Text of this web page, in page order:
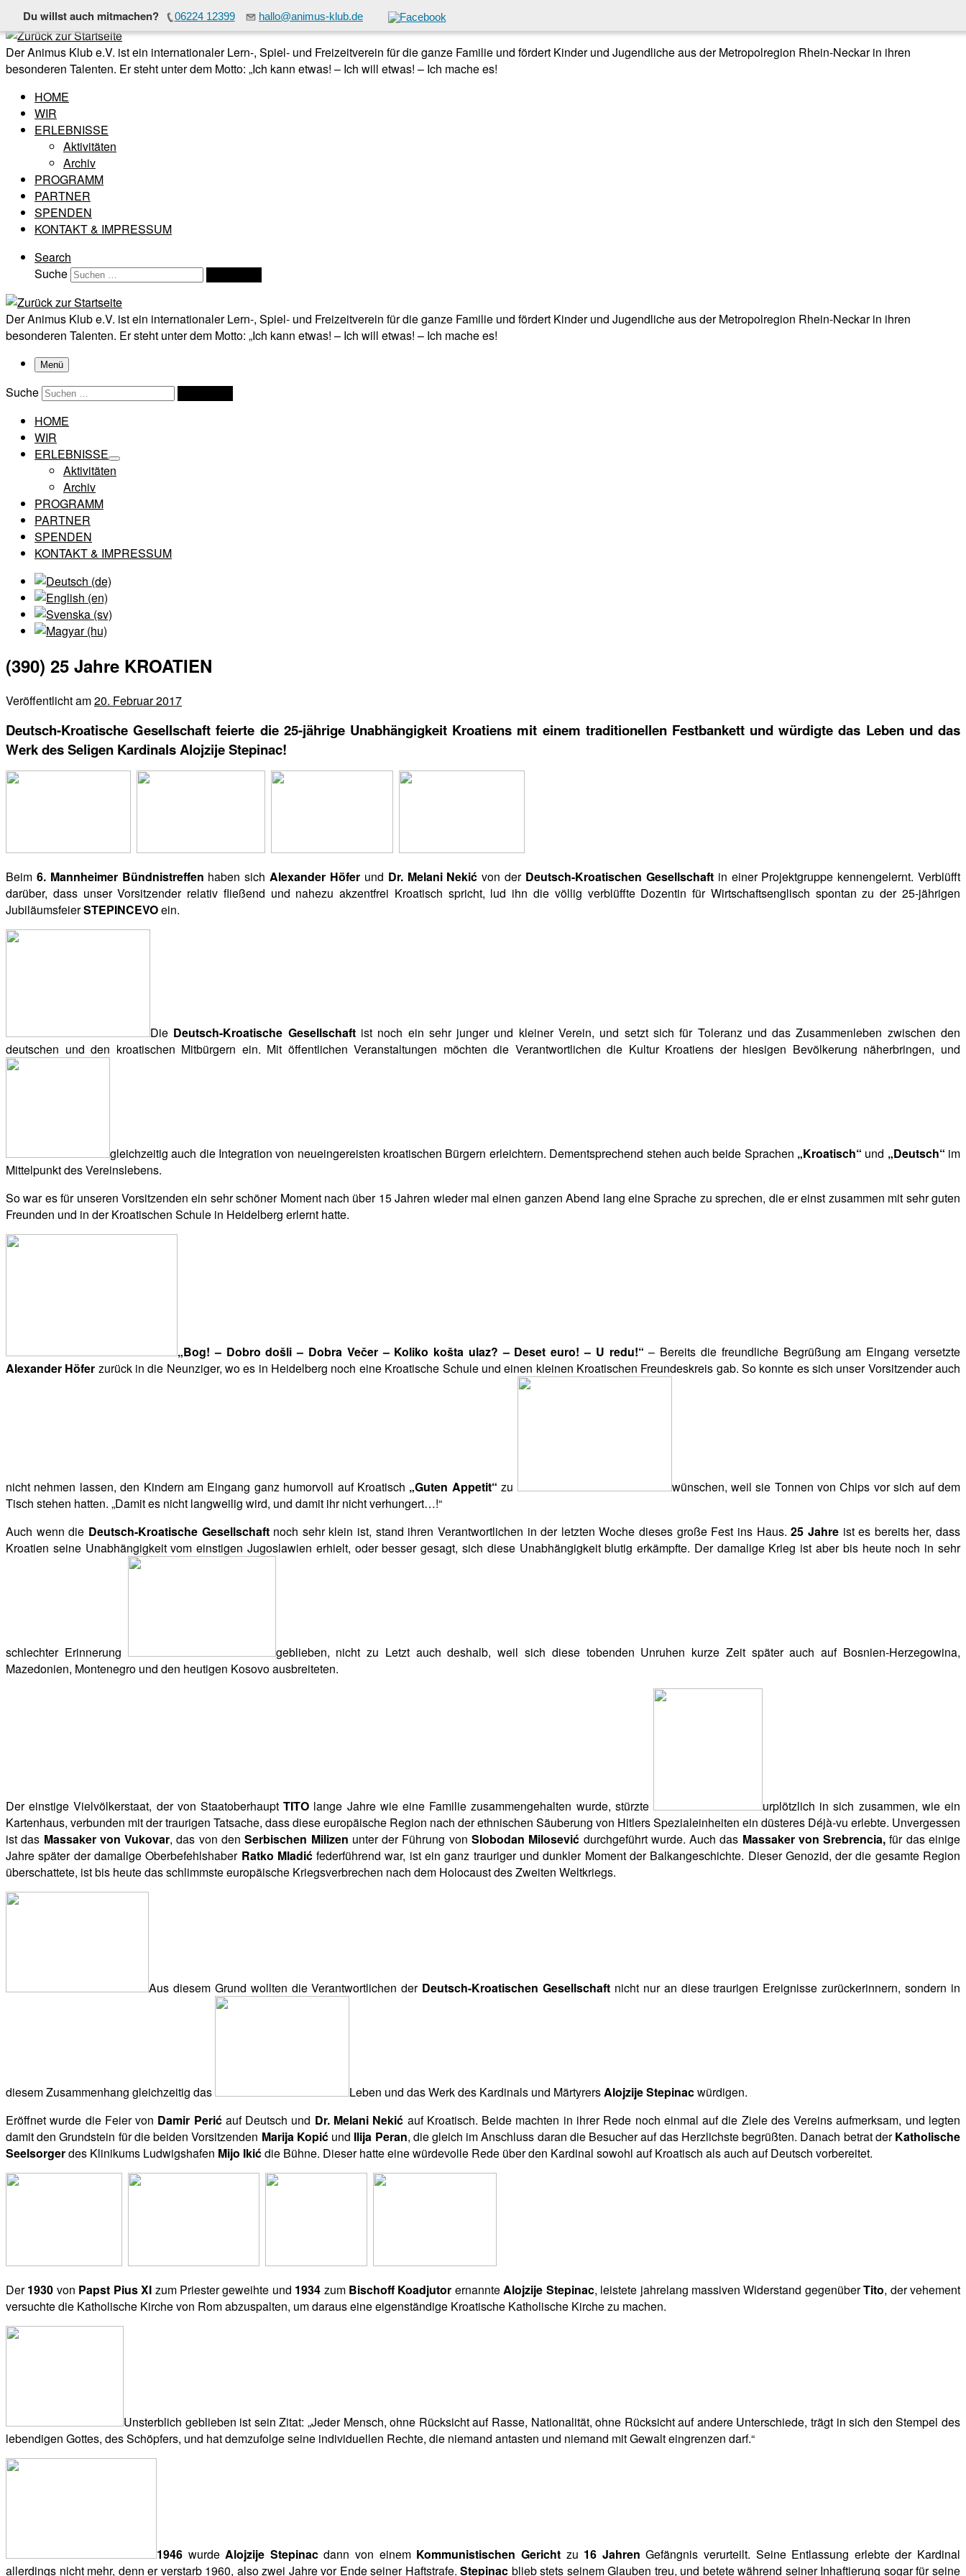
Du willst auch mitmachen? 06224 12399 hallo@animus-klub.de
Zum Inhalt springen
Der Animus Klub e.V. ist ein internationaler Lern-, Spiel- und Freizeitverein für die ganze Familie und fördert Kinder und Jugendliche aus der Metropolregion Rhein-Neckar in ihren
besonderen Talenten. Er steht unter dem Motto: „Ich kann etwas! – Ich will etwas! – Ich mache es!
HOME
WIR
ERLEBNISSE
Aktivitäten
Archiv
PROGRAMM
PARTNER
SPENDEN
KONTAKT & IMPRESSUM
Search
Suche
Der Animus Klub e.V. ist ein internationaler Lern-, Spiel- und Freizeitverein für die ganze Familie und fördert Kinder und Jugendliche aus der Metropolregion Rhein-Neckar in ihren
besonderen Talenten. Er steht unter dem Motto: „Ich kann etwas! – Ich will etwas! – Ich mache es!
Menü
Suche
HOME
WIR
ERLEBNISSE
Aktivitäten
Archiv
PROGRAMM
PARTNER
SPENDEN
KONTAKT & IMPRESSUM
(390) 25 Jahre KROATIEN
Veröffentlicht am20. Februar 2017
Deutsch-Kroatische Gesellschaft feierte die 25-jährige Unabhängigkeit Kroatiens mit einem traditionellen Festbankett und würdigte das Leben und das
Werk des Seligen Kardinals Alojzije Stepinac!
Beim 6. Mannheimer Bündnistreffen haben sichAlexander Höferund Dr. Melani Nekić von der Deutsch-Kroatischen Gesellschaftin einer Projektgruppe kennengelernt. Verblüfft
darüber, dass unser Vorsitzender relativ fließend und nahezu akzentfrei Kroatisch spricht, lud ihn die völlig verblüffte Dozentin für Wirtschaftsenglisch spontan zu der 25-jährigen
JubiläumsfeierSTEPINCEVOein.
Die Deutsch-Kroatische Gesellschaftist noch ein sehr junger und kleiner Verein, und setzt sich für Toleranz und das Zusammenleben zwischen den
deutschen und den kroatischen Mitbürgern ein. Mit öffentlichen Veranstaltungen möchten die Verantwortlichen die Kultur Kroatiens der hiesigen Bevölkerung näherbringen, und
gleichzeitig auch die Integration von neueingereisten kroatischen Bürgern erleichtern. Dementsprechend stehen auch beide Sprachen „Kroatisch“ und „Deutsch“ im
Mittelpunkt des Vereinslebens.
So war es für unseren Vorsitzenden ein sehr schöner Moment nach über 15 Jahren wieder mal einen ganzen Abend lang eine Sprache zu sprechen, die er einst zusammen mit sehr guten
Freunden und in der Kroatischen Schule in Heidelberg erlernt hatte.
„Bog! – Dobro došli – Dobra Večer – Koliko košta ulaz? – Deset euro! – U redu!“ – Bereits die freundliche Begrüßung am Eingang versetzte
Alexander Höfer zurück in die Neunziger, wo es in Heidelberg noch eine Kroatische Schule und einen kleinen Kroatischen Freundeskreis gab. So konnte es sich unser Vorsitzender auch
nicht nehmen lassen, den Kindern am Eingang ganz humorvoll auf Kroatisch „Guten Appetit“ zu
wünschen, weil sie Tonnen von Chips vor sich auf dem
Tisch stehen hatten. „Damit es nicht langweilig wird, und damit ihr nicht verhungert…!“
Auch wenn die Deutsch-Kroatische Gesellschaftnoch sehr klein ist, stand ihren Verantwortlichen in der letzten Woche dieses große Fest ins Haus.25 Jahreist es bereits her, dass
Kroatien seine Unabhängigkeit vom einstigen Jugoslawien erhielt, oder besser gesagt, sich diese Unabhängigkeit blutig erkämpfte. Der damalige Krieg ist aber bis heute noch in sehr
schlechter Erinnerung
geblieben, nicht zu Letzt auch deshalb, weil sich diese tobenden Unruhen kurze Zeit später auch auf Bosnien-Herzegowina,
Mazedonien, Montenegro und den heutigen Kosovo ausbreiteten.
Der einstige Vielvölkerstaat, der von StaatoberhauptTITO lange Jahre wie eine Familie zusammengehalten wurde, stürzte
urplötzlich in sich zusammen, wie ein
Kartenhaus, verbunden mit der traurigen Tatsache, dass diese europäische Region nach der ethnischen Säuberung von Hitlers Spezialeinheiten ein düsteres Déjà-vu erlebte. Unvergessen
ist das Massaker von Vukovar, das von denSerbischen Milizen unter der Führung von Slobodan Milosević durchgeführt wurde. Auch das Massaker von Srebrencia, für das einige
Jahre später der damalige Oberbefehlshaber Ratko Mladićfederführend war, ist ein ganz trauriger und dunkler Moment der Balkangeschichte. Dieser Genozid, der die gesamte Region
überschattete, ist bis heute das schlimmste europäische Kriegsverbrechen nach dem Holocaust des Zweiten Weltkriegs.
Aus diesem Grund wollten die Verantwortlichen der Deutsch-Kroatischen Gesellschaft nicht nur an diese traurigen Ereignisse zurückerinnern, sondern in
diesem Zusammenhang gleichzeitig das Leben und das Werk des Kardinals und MärtyrersAlojzije Stepinacwürdigen.
Eröffnet wurde die Feier von Damir Perićauf Deutsch und Dr. Melani Nekić auf Kroatisch. Beide machten in ihrer Rede noch einmal auf die Ziele des Vereins aufmerksam, und legten
damit den Grundstein für die beiden Vorsitzenden Marija Kopićund Ilija Peran, die gleich im Anschluss daran die Besucher auf das Herzlichste begrüßten. Danach betrat derKatholische
Seelsorgerdes Klinikums Ludwigshafen Mijo Ikićdie Bühne. Dieser hatte eine würdevolle Rede über den Kardinal sowohl auf Kroatisch als auch auf Deutsch vorbereitet.
Der1930 von Papst Pius XI zum Priester geweihte und 1934 zum Bischoff Koadjutor ernannteAlojzije Stepinac, leistete jahrelang massiven Widerstand gegenüberTito, der vehement
versuchte die Katholische Kirche von Rom abzuspalten, um daraus eine eigenständige Kroatische Katholische Kirche zu machen.
Unsterblich geblieben ist sein Zitat: „Jeder Mensch, ohne Rücksicht auf Rasse, Nationalität, ohne Rücksicht auf andere Unterschiede, trägt in sich den Stempel des
lebendigen Gottes, des Schöpfers, und hat demzufolge seine individuellen Rechte, die niemand antasten und niemand mit Gewalt eingrenzen darf.“
1946 wurdeAlojzije Stepinacdann von einem Kommunistischen Gerichtzu 16 Jahren Gefängnis verurteilt. Seine Entlassung erlebte der Kardinal
allerdings nicht mehr, denn er verstarb 1960, also zwei Jahre vor Ende seiner Haftstrafe.Stepinac blieb stets seinem Glauben treu, und betete während seiner Inhaftierung sogar für seine